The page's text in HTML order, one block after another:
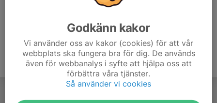
Godkänn kakor
Vi använder oss av kakor (cookies) för att vår
webbplats ska fungera bra för dig. De används
även för webbanalys i syfte att hjälpa oss att
förbättra våra tjänster.
Så använder vi cookies